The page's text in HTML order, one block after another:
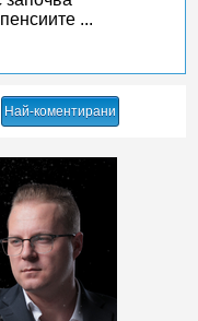
...
Най-коментирани